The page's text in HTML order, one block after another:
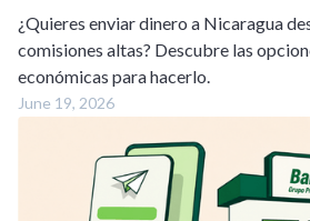
¿Quieres enviar dinero a Nicaragua
comisiones altas? Descubre las
económicas para hacerlo.
June 19, 2026